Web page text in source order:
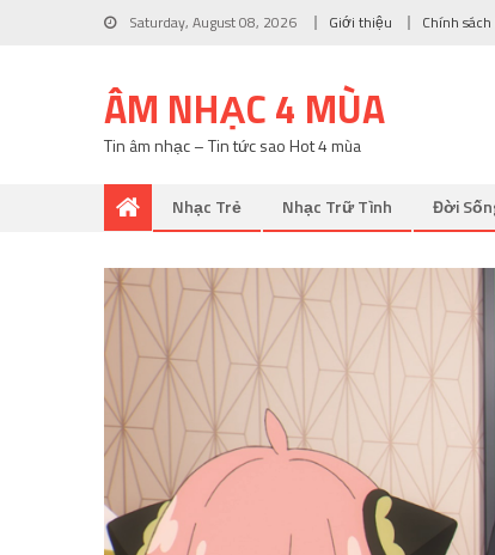
Saturday, August 08, 2026 Giới thiệu Chính
ÂM NHẠC 4 MÙA
Tin âm nhạc – Tin tức sao Hot 4 mùa
Nhạc Trẻ Nhạc Trữ Tình Đời